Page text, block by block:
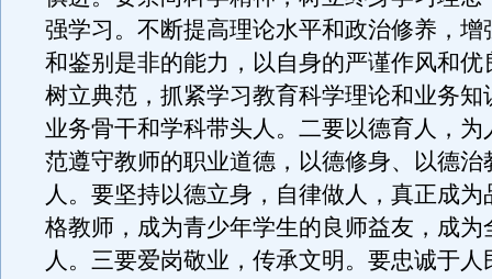
强学习。不断提高理论水平和政治修养，增
和鉴别是非的能力，以自身的严谨作风和优
树立典范，抓紧学习教育科学理论和业务知
业务骨干和学科带头人。二要以德育人，为
范遵守教师的职业道德，以德修身、以德治
人。要坚持以德立身，自律做人，真正成为
格教师，成为青少年学生的良师益友，成为
人。三要爱岗敬业，传承文明。要忠诚于人